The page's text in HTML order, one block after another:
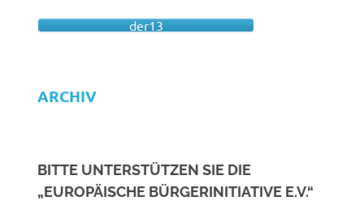
der13
ARCHIV
BITTE UNTERSTÜTZEN SIE DIE
„EUROPÄISCHE BÜRGERINITIATIVE E.V.“